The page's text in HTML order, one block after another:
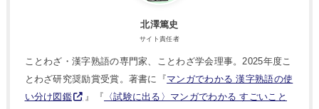
北澤篤史
サイト責任者
ことわざ・漢字熟語の専門家、ことわざ学会理事。2025年度こ
とわざ研究奨励賞受賞。著書に『マンガでわかる 漢字熟語の使
い分け図鑑
』『 〈試験に出る〉マンガでわかる すごいこと